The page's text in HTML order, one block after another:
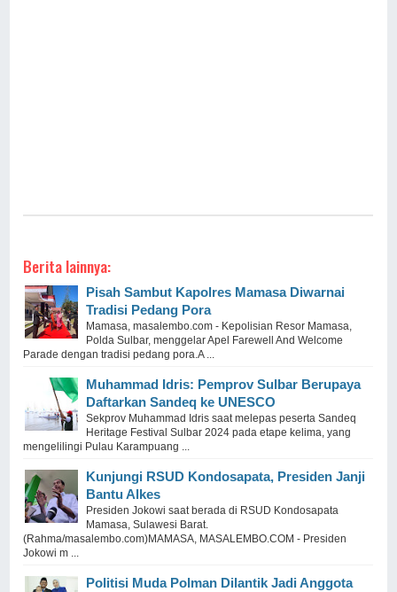
Berita lainnya:
Pisah Sambut Kapolres Mamasa Diwarnai
Tradisi Pedang Pora
Mamasa, masalembo.com - Kepolisian Resor Mamasa,
Polda Sulbar, menggelar Apel Farewell And Welcome
Parade dengan tradisi pedang pora.A ...
Muhammad Idris: Pemprov Sulbar Berupaya
Daftarkan Sandeq ke UNESCO
Sekprov Muhammad Idris saat melepas peserta Sandeq
Heritage Festival Sulbar 2024 pada etape kelima, yang
mengelilingi Pulau Karampuang ...
Kunjungi RSUD Kondosapata, Presiden Janji
Bantu Alkes
Presiden Jokowi saat berada di RSUD Kondosapata
Mamasa, Sulawesi Barat.
(Rahma/masalembo.com)MAMASA, MASALEMBO.COM - Presiden
Jokowi m ...
Politisi Muda Polman Dilantik Jadi Anggota